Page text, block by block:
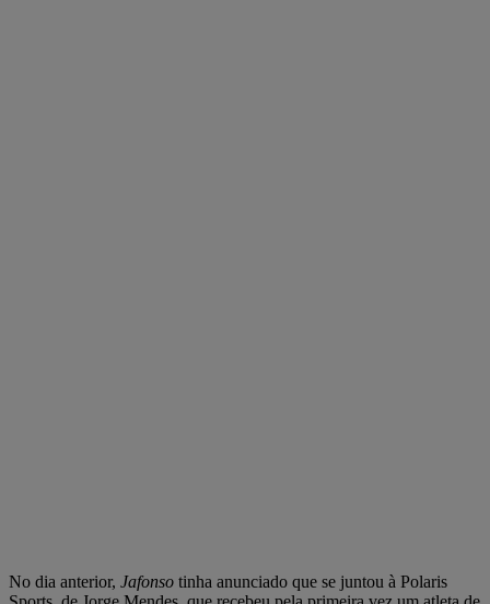
No dia anterior, Jafonso tinha anunciado que se juntou à Polaris